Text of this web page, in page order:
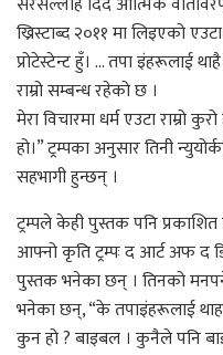
ख्रिस्टाब्द २०११ मा लिइएको
प्रोटेस्टेन्ट हुँ। … तपा इंहरूलाई
राम्रो सम्बन्ध रहेको छ ।
मेरा विचारमा धर्म एउटा राम्रो
हो।” ट्रम्पका अनुसार तिनी
सहभागी हुन्छन् ।
ट्रम्पले केही पुस्तक पनि
आफ्नो कृति ट्रम्पः द आर्ट अफ द
पुस्तक भनेका छन् । तिनको
भनेका छन्, “के तपाइंहरूलाई
कुन हो ? बाइबल । कुनैले पनि